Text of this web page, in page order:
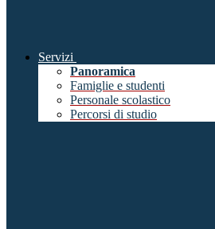
Servizi
Panoramica
Famiglie e studenti
Personale scolastico
Percorsi di studio